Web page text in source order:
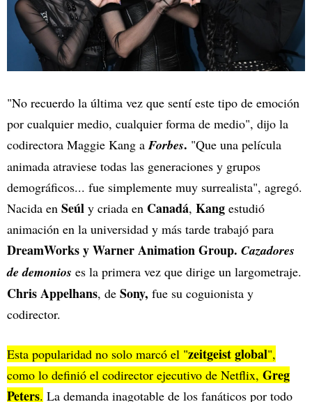
"No recuerdo la última vez que sentí este tipo de emoción
por cualquier medio, cualquier forma de medio", dijo la
codirectora Maggie Kang a Forbes. "Que una película
animada atraviese todas las generaciones y grupos
demográficos... fue simplemente muy surrealista", agregó.
Nacida en Seúl y criada en Canadá, Kang estudió
animación en la universidad y más tarde trabajó para
DreamWorks y Warner Animation Group. Cazadores
de demonios es la primera vez que dirige un largometraje.
Chris Appelhans, de Sony, fue su coguionista y
codirector.
Esta popularidad no solo marcó el "zeitgeist global",
como lo definió el codirector ejecutivo de Netflix, Greg
Peters. La demanda inagotable de los fanáticos por todo